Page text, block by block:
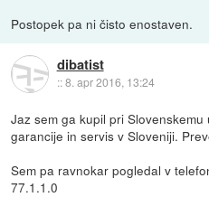
Postopek pa ni čisto enostaven.
dibatist
::8. apr 2016, 13:24
Jaz sem ga kupil pri
garancije in servis v Sloveniji.
Sem pa ravnokar pogledal v
77.1.1.0